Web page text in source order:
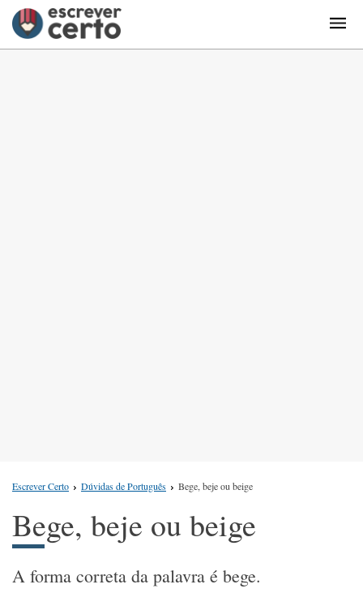
Escrever Certo Dúvidas de Português Bege, beje ou beige
Bege, beje ou beige
A forma correta da palavra é bege.